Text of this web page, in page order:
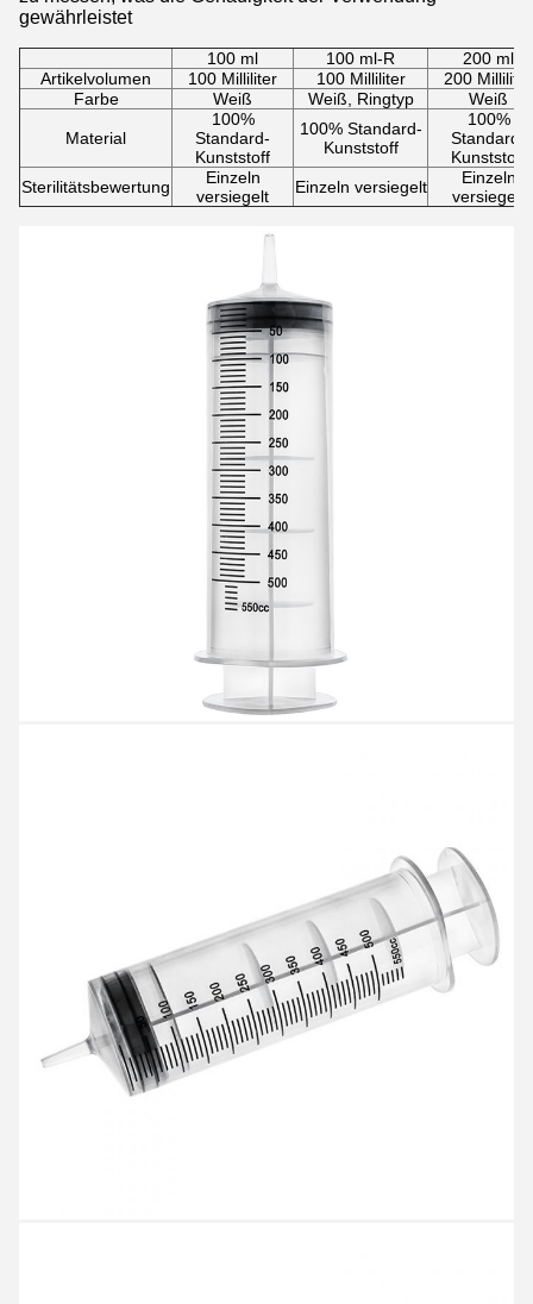
gewährleistet
100 ml 100 ml-R
200 ml
Artikelvolumen
100 Milliliter 100 Milliliter
200 Milliliter
Farbe
Weiß Weiß, Ringtyp Weiß
Material
100%
Standard-
Kunststoff
100% Standard-
Kunststoff
100%
Standard-
Kunststoff
Sterilitätsbewertung
Einzeln
versiegelt
Einzeln versiegelt
Einzeln
versiegelt